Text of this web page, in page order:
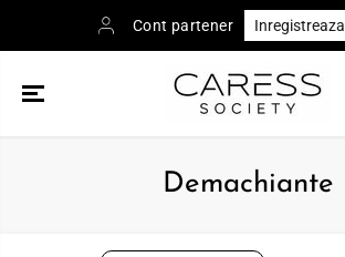
CONTENT
Cont partener Inregistreaza
Demachiante